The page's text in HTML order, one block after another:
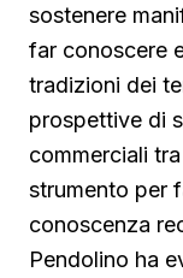
sostenere
far conoscere
tradizioni dei
prospettive di
commerciali
strumento per
conoscenza
Pendolino ha